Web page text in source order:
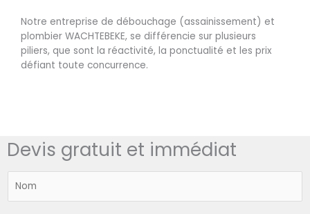
Notre entreprise de débouchage (assainissement) et
plombier WACHTEBEKE, se différencie sur plusieurs
piliers, que sont la réactivité, la ponctualité et les prix
défiant toute concurrence.
Devis gratuit et immédiat